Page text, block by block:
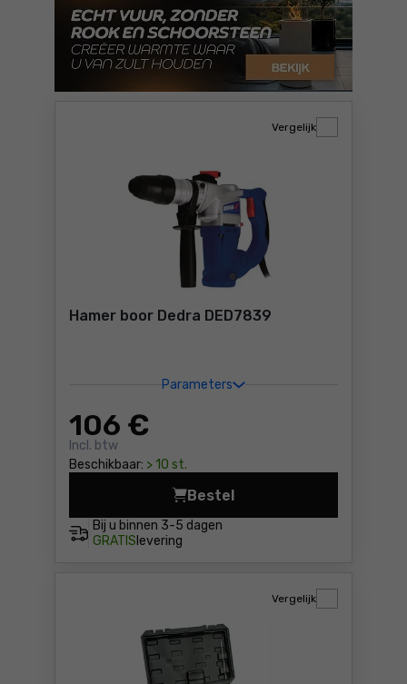
Hamer boor Dedra DED7839
Parameters
106 €
Incl. btw
Beschikbaar: > 10 st.
Vergelijk
Bij u binnen 3-5 dagen
GRATIS levering
Bestel
Hamer boor Dedra
Vergelijk